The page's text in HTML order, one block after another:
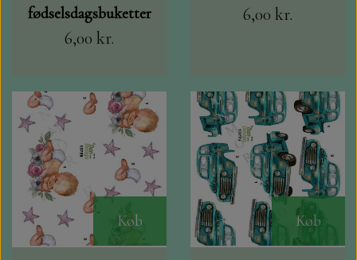
fødselsdagsbuketter
6,00 kr.
6,00 kr.
Køb Køb